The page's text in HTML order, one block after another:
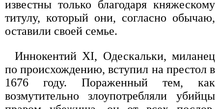
известны только благодаря княжескому
титулу, который они, согласно обычаю,
оставили своей семье.
Иннокентий XI, Одескальки, миланец
по происхождению, вступил на престол в
1676 году. Пораженный тем, как
возмутительно злоупотребляли убийцы